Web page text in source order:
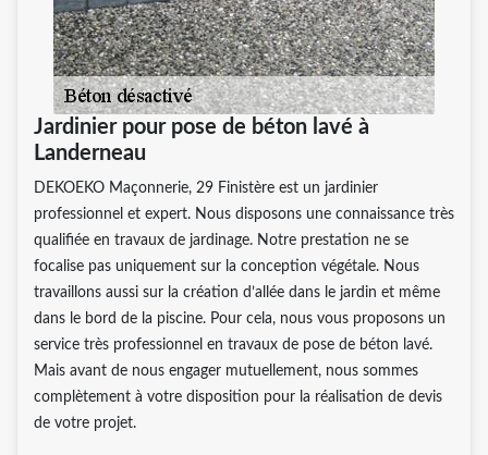
Jardinier pour pose de béton lavé à
Landerneau
DEKOEKO Maçonnerie, 29 Finistère est un jardinier
professionnel et expert. Nous disposons une connaissance très
qualifiée en travaux de jardinage. Notre prestation ne se
focalise pas uniquement sur la conception végétale. Nous
travaillons aussi sur la création d’allée dans le jardin et même
dans le bord de la piscine. Pour cela, nous vous proposons un
service très professionnel en travaux de pose de béton lavé.
Mais avant de nous engager mutuellement, nous sommes
complètement à votre disposition pour la réalisation de devis
de votre projet.